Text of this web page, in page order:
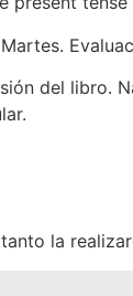
del libro.
la